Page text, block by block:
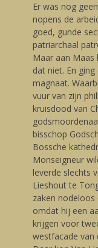
Er was nog
nopens de
goed, gunde
patriarchaal
Maar aan Maas
dat niet. En
magnaat.
vuur van zijn
kruisdood van
bisschop
Bossche
Monseigneur
leverde slechts
Lieshout te
zaken
omdat hij een
krijgen voor
westfacade van